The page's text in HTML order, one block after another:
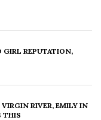
GIRL REPUTATION,
RIVER, EMILY IN
THIS